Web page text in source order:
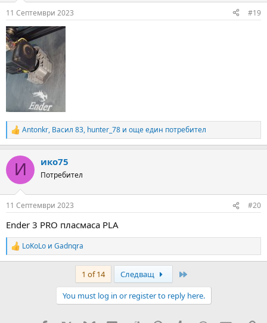
s
:
11 Септември 2023 #19
R
e
c
i
s
Antonkr, Васил 83, hunter_78 и още един потребител
И ико75
Потребител
11 Септември 2023 #20
Ender 3 PRO пласмаса PLA
R
e
LoKoLo и Gadnqra
1 of 14 Следващ
You must log in or register to reply here.